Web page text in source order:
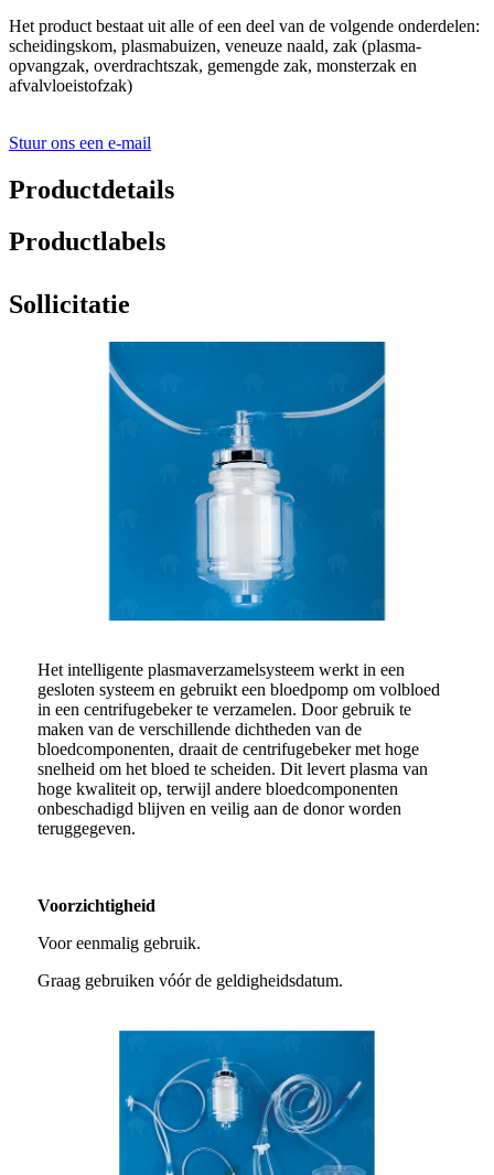
Het product bestaat uit alle of een deel van de volgende onderdelen:
scheidingskom, plasmabuizen, veneuze naald, zak (plasma-
opvangzak, overdrachtszak, gemengde zak, monsterzak en
afvalvloeistofzak)
Stuur ons een e-mail
Productdetails
Productlabels
Sollicitatie
Het intelligente plasmaverzamelsysteem werkt in een
gesloten systeem en gebruikt een bloedpomp om volbloed
in een centrifugebeker te verzamelen. Door gebruik te
maken van de verschillende dichtheden van de
bloedcomponenten, draait de centrifugebeker met hoge
snelheid om het bloed te scheiden. Dit levert plasma van
hoge kwaliteit op, terwijl andere bloedcomponenten
onbeschadigd blijven en veilig aan de donor worden
teruggegeven.
Voorzichtigheid
Voor eenmalig gebruik.
Graag gebruiken vóór de geldigheidsdatum.